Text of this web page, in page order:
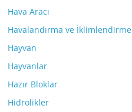
Hava Aracı
Havalandırma ve İklimlendirme
Hayvan
Hayvanlar
Hazır Bloklar
Hidrolikler